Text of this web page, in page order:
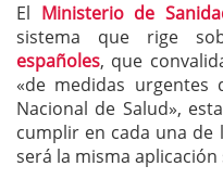
El Ministerio de
sistema que rige
españoles, que
«de medidas urgentes
Nacional de Salud»,
cumplir en cada una de
será la misma